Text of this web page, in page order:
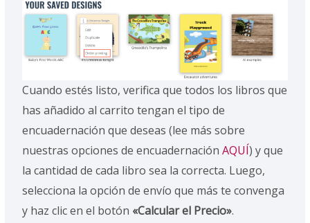
Cuando estés listo, verifica que todos los libros que
has añadido al carrito tengan el tipo de
encuadernación que deseas (lee más sobre
nuestras opciones de encuadernaciónAQUÍ) y que
la cantidad de cada libro sea la correcta. Luego,
selecciona la opción de envío que más te convenga
y haz clic en el botón «Calcular el Precio».